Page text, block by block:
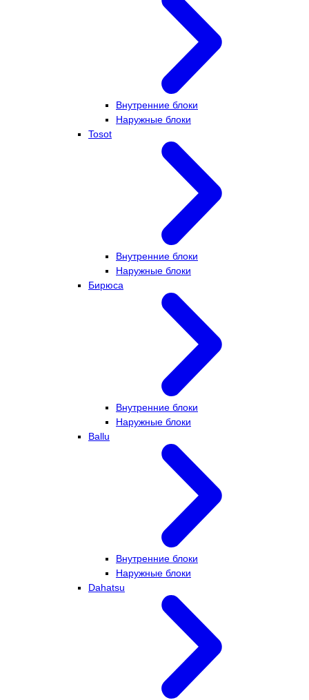
Внутренние блоки
Наружные блоки
Tosot
Внутренние блоки
Наружные блоки
Бирюса
Внутренние блоки
Наружные блоки
Ballu
Внутренние блоки
Наружные блоки
Dahatsu